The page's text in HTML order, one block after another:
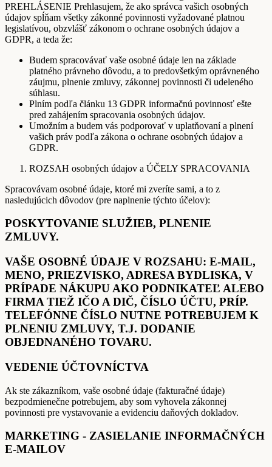
PREHLÁSENIE Prehlasujem, že ako správca vašich osobných
údajov spĺňam všetky zákonné povinnosti vyžadované platnou
legislatívou, obzvlášť zákonom o ochrane osobných údajov a
GDPR, a teda že:
Budem spracovávať vaše osobné údaje len na základe
platného právneho dôvodu, a to predovšetkým oprávneného
záujmu, plnenie zmluvy, zákonnej povinnosti či udeleného
súhlasu.
Plním podľa článku 13 GDPR informačnú povinnosť ešte
pred zahájením spracovania osobných údajov.
Umožním a budem vás podporovať v uplatňovaní a plnení
vašich práv podľa zákona o ochrane osobných údajov a
GDPR.
ROZSAH osobných údajov a ÚČELY SPRACOVANIA
Spracovávam osobné údaje, ktoré mi zveríte sami, a to z
nasledujúcich dôvodov (pre naplnenie týchto účelov):
POSKYTOVANIE SLUŽIEB, PLNENIE
ZMLUVY.
VAŠE OSOBNÉ ÚDAJE V ROZSAHU: E-MAIL,
MENO, PRIEZVISKO, ADRESA BYDLISKA, V
PRÍPADE NÁKUPU AKO PODNIKATEĽ ALEBO
FIRMA TIEŽ IČO A DIČ, ČÍSLO ÚČTU, PRÍP.
TELEFÓNNE ČÍSLO NUTNE POTREBUJEM K
PLNENIU ZMLUVY, T.J. DODANIE
OBJEDNANÉHO TOVARU.
VEDENIE ÚČTOVNÍCTVA
Ak ste zákazníkom, vaše osobné údaje (fakturačné údaje)
bezpodmienečne potrebujem, aby som vyhovela zákonnej
povinnosti pre vystavovanie a evidenciu daňových dokladov.
MARKETING - ZASIELANIE INFORMAČNÝCH
E-MAILOV